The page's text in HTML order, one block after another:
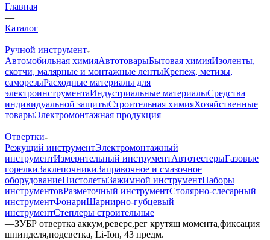
Главная
—
Каталог
—
Ручной инструмент
Автомобильная химияАвтотоварыБытовая химияИзоленты,
скотчи, малярные и монтажные лентыКрепеж, метизы,
саморезыРасходные материалы для
электроинструментаИндустриальные материалыСредства
индивидуальной защитыСтроительная химияХозяйственные
товарыЭлектромонтажная продукция
—
Отвертки
Режущий инструментЭлектромонтажный
инструментИзмерительный инструментАвтотестерыГазовые
горелкиЗаклепочникиЗаправочное и смазочное
оборудованиеПистолетыЗажимной инструментНаборы
инструментовРазметочный инструментСтолярно-слесарный
инструментФонариШарнирно-губцевый
инструментСтеплеры строительные
—ЗУБР отвертка аккум,реверс,рег крутящ момента,фиксация
шпинделя,подсветка, Li-Ion, 43 предм.